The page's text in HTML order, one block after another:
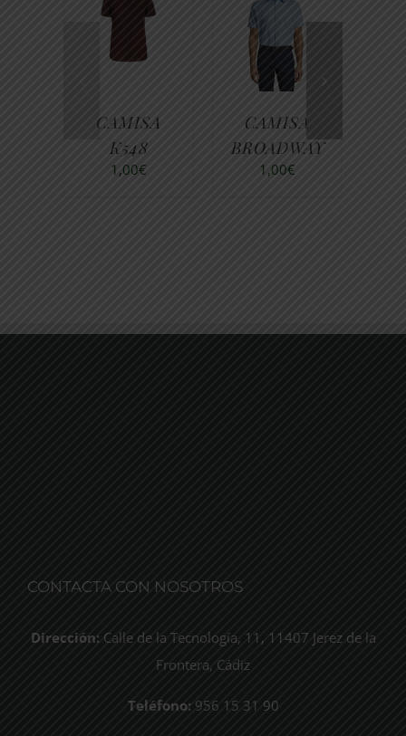
TIENE
LAS
SE
PUEDEN
CAMISA
K548
1,00€
PRODUCTO
MÚLTIPLES
SE
PUEDEN
CAMISA
BROADWAY
1,00€
CONTACTA CON NOSOTROS
Dirección:Calle de la Tecnología, 11, 11407 Jerez de la
Frontera, Cádiz
Teléfono: 956 15 31 90